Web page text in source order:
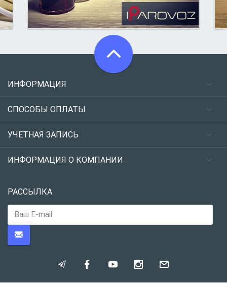
ИНФОРМАЦИЯ
СПОСОБЫ ОПЛАТЫ
УЧЕТНАЯ ЗАПИСЬ
ИНФОРМАЦИЯ О КОМПАНИИ
РАССЫЛКА